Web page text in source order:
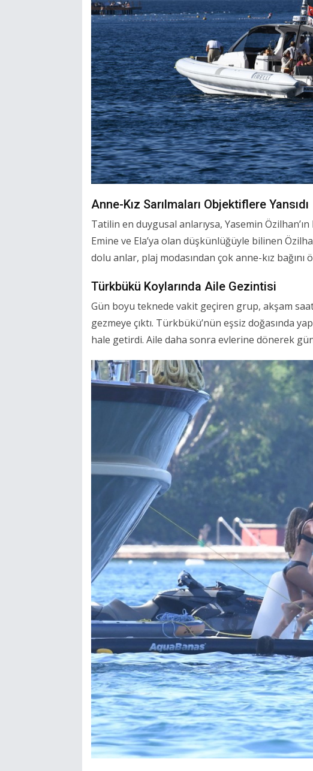
Anne-Kız Sarılmaları Objektiflere Yansıdı
Tatilin en duygusal anlarıysa, Yasemin
Emine ve Ela’ya olan düşkünlüğüyle bilinen
dolu anlar, plaj modasından çok anne-kız bağını
Türkbükü Koylarında Aile Gezintisi
Gün boyu teknede vakit geçiren grup, akşam
gezmeye çıktı. Türkbükü’nün eşsiz doğasında
hale getirdi. Aile daha sonra evlerine dönerek